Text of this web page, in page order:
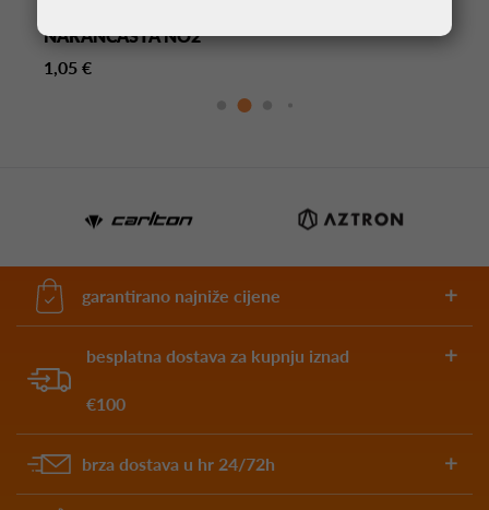
NARANČASTA NO2
1,05 €
garantirano najniže cijene
besplatna dostava za kupnju iznad
€100
brza dostava u hr 24/72h